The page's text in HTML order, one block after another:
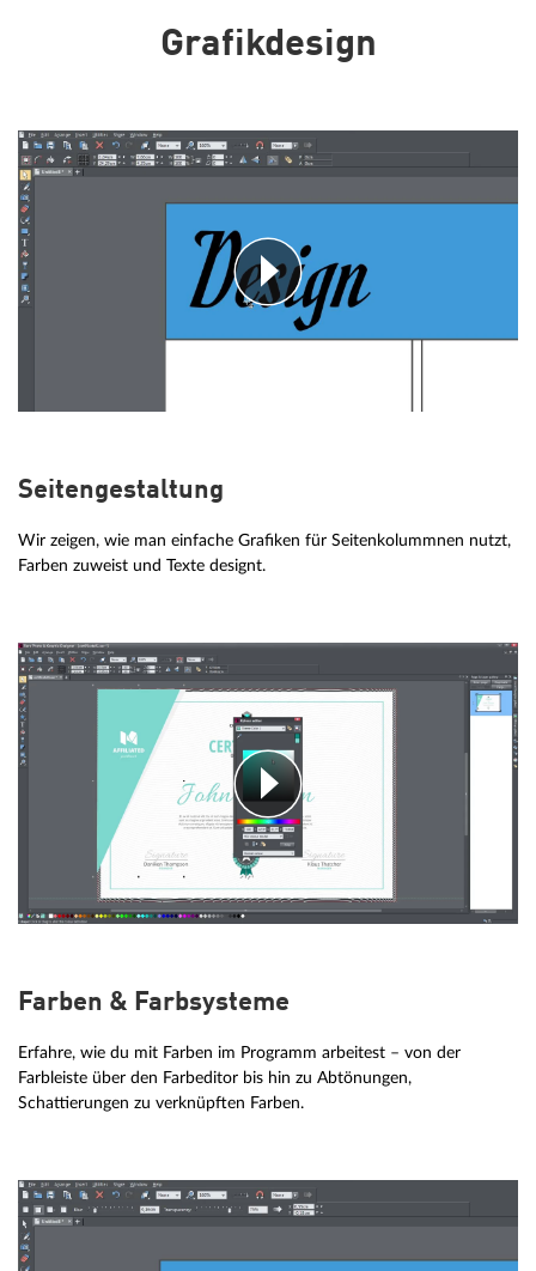
Grafikdesign
Seitengestaltung
Wir zeigen, wie man einfache Grafiken für Seitenkolummnen nutzt,
Farben zuweist und Texte designt.
Farben & Farbsysteme
Erfahre, wie du mit Farben im Programm arbeitest – von der
Farbleiste über den Farbeditor bis hin zu Abtönungen,
Schattierungen zu verknüpften Farben.